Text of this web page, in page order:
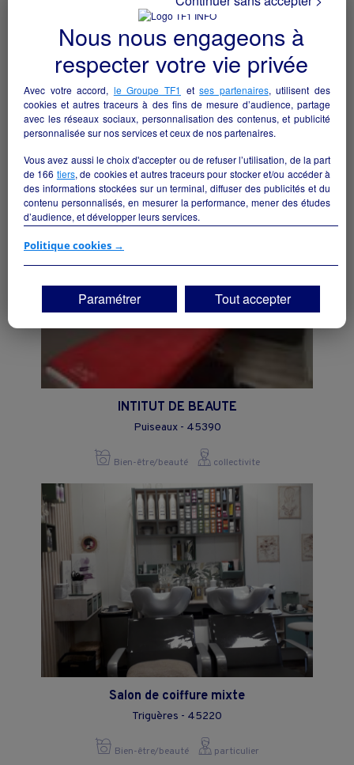
Salon de coiffure
Blois - 41000
Bien-être/beauté particulier
INTITUT DE BEAUTE
Puiseaux - 45390
Bien-être/beauté collectivite
Salon de coiffure mixte
Triguères - 45220
Bien-être/beauté particulier
Nous nous engageons à
respecter votre vie privée
Avec votre accord, le Groupe TF1 etses partenaires, utilisent des
cookies et autres traceurs à des fins de mesure d’audience, partage
avec les réseaux sociaux, personnalisation des contenus, et publicité
personnalisée sur nos services et ceux de nos partenaires.
Vous avez aussi le choix d'accepter ou de refuser l’utilisation, de la part
de 166 tiers, de cookies et autres traceurs pour stocker et/ou accéder à
des informations stockées sur un terminal, diffuser des publicités et du
contenu personnalisés, en mesurer la performance, mener des études
d’audience, et développer leurs services.
Si vous continuez sans accepter, les fonctionnalités liées à la
vos centres d'intérêt. Seuls lescookies/traceurs techniquesseront
déposés et lus sur votre terminal.
Vous pouvez exprimer vos choix en cliquant sur "Tout accepter",
"Continuer sans accepter" ou "Paramétrer", et les modifier à tout
moment en cliquant sur le lien "Paramétrez vos choix" situé en bas de
page.
Politique cookies →
Paramétrer Tout accepter